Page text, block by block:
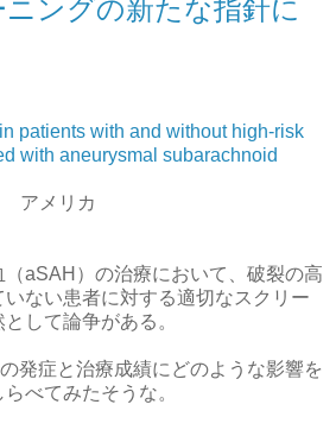
ングの新たな指針に
patients with and without high-risk
with aneurysmal subarachnoid
メリカ
aSAH）の治療において、破裂の高
いない患者に対する適切なスクリー
して論争がある。
発症と治療成績にどのような影響を
べてみたそうな。